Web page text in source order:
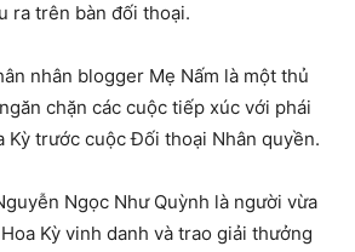
ra trên bàn đối thoại.
nhân blogger Mẹ Nấm là một thủ
chặn các cuộc tiếp xúc với phái
Kỳ trước cuộc Đối thoại Nhân quyền.
Ngọc Như Quỳnh là người vừa
Kỳ vinh danh và trao giải thưởng